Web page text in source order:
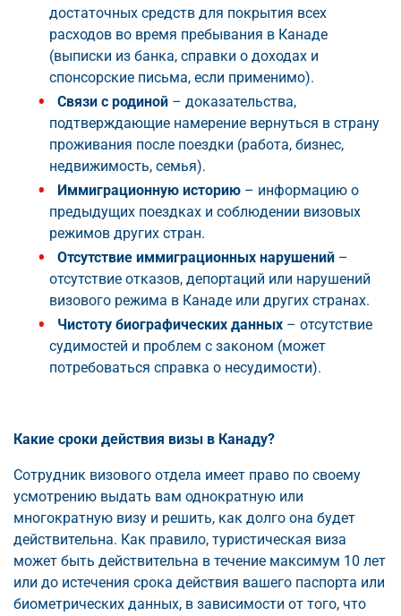
достаточных средств для покрытия всех
расходов во время пребывания в Канаде
(выписки из банка, справки о доходах и
спонсорские письма, если применимо).
Связи с родиной – доказательства,
подтверждающие намерение вернуться в страну
проживания после поездки (работа, бизнес,
недвижимость, семья).
Иммиграционную историю – информацию о
предыдущих поездках и соблюдении визовых
режимов других стран.
Отсутствие иммиграционных нарушений –
отсутствие отказов, депортаций или нарушений
визового режима в Канаде или других странах.
Чистоту биографических данных – отсутствие
судимостей и проблем с законом (может
потребоваться справка о несудимости).
Какие сроки действия визы в Канаду?
Сотрудник визового отдела имеет право по своему
усмотрению выдать вам однократную или
многократную визу и решить, как долго она будет
действительна. Как правило, туристическая виза
может быть действительна в течение максимум 10 лет
или до истечения срока действия вашего паспорта или
биометрических данных, в зависимости от того, что